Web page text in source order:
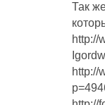
Так
http://
http://